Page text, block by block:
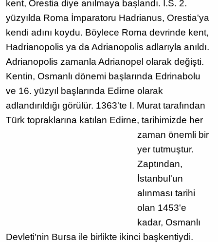
kent, Orestia diye anılmaya başlandı. İ.S. 2.
yüzyılda Roma İmparatoru Hadrianus, Orestia'ya
kendi adını koydu. Böylece Roma devrinde kent,
Hadrianopolis ya da Adrianopolis adlarıyla anıldı.
Adrianopolis zamanla Adrianopel olarak değişti.
Kentin, Osmanlı dönemi başlarında Edrinabolu
ve 16. yüzyıl başlarında Edirne olarak
adlandırıldığı görülür. 1363'te I. Murat tarafından
Türk topraklarına katılan Edirne, tarihimizde her
zaman önemli bir
yer tutmuştur.
Zaptından,
İstanbul'un
alınması tarihi
olan 1453'e
kadar, Osmanlı
Devleti'nin Bursa ile birlikte ikinci başkentiydi.